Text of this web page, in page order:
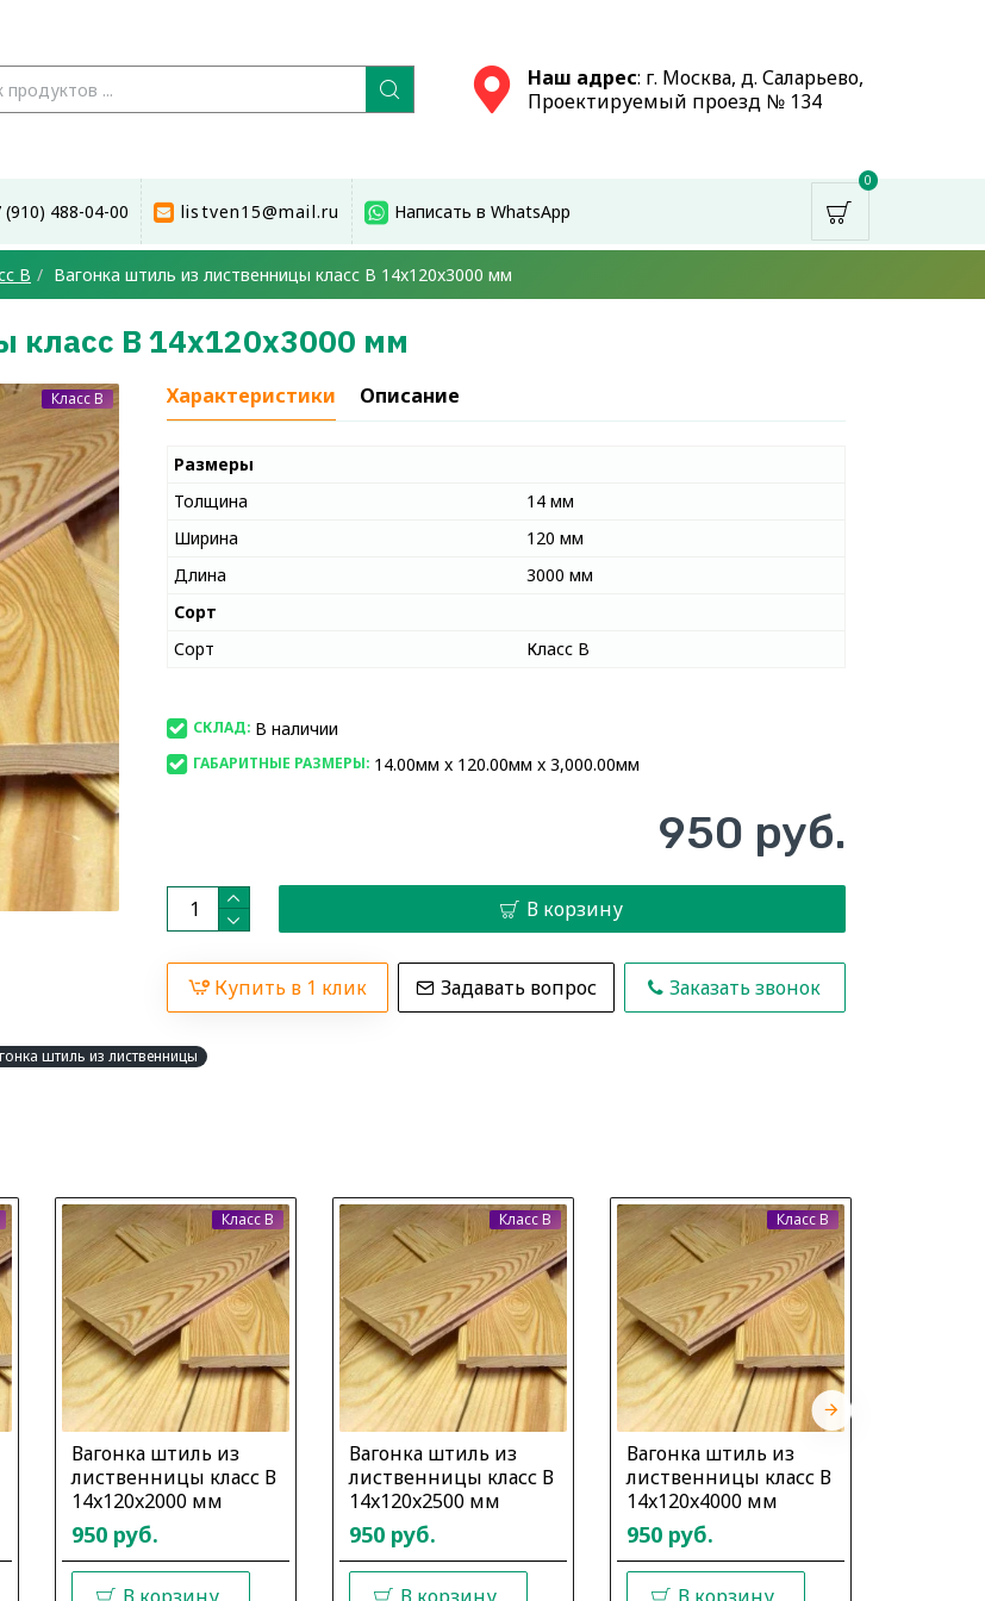
Наш адрес: г. Москва, д. Саларьево,
Проектируемый проезд № 134
(910) 488-04-00 listven15@mail.ru Написать в WhatsApp
0
В Вагонка штиль из лиственницы класс В 14x120x3000 мм
класс В 14x120x3000 мм
Класс B Характеристики Описание
Размеры
Толщина
14 мм
Ширина
120 мм
Длина
3000 мм
Сорт
Сорт
Класс В
СКЛАД: В наличии
ГАБАРИТНЫЕ РАЗМЕРЫ: 14.00мм x 120.00мм x 3,000.00мм
950 руб.
В корзину
Купить в 1 клик Задавать вопрос Заказать звонок
штиль из лиственницы
Класс B
Вагонка штиль из
лиственницы класс В
14x120x2000 мм
950 руб.
Класс B
Вагонка штиль из
лиственницы класс В
14x120x2500 мм
950 руб.
Класс B
Вагонка штиль из
лиственницы класс В
14x120x4000 мм
950 руб.